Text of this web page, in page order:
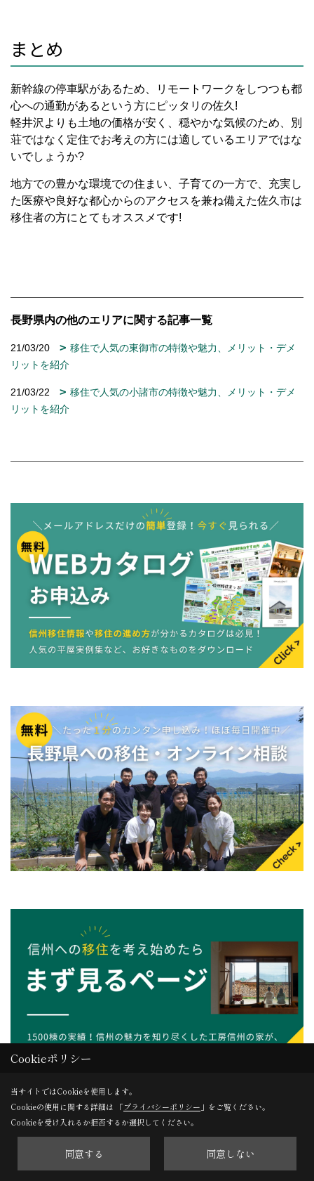
まとめ
新幹線の停車駅があるため、リモートワークをしつつも都
心への通勤があるという方にピッタリの佐久!
軽井沢よりも土地の価格が安く、穏やかな気候のため、別
荘ではなく定住でお考えの方には適しているエリアではな
いでしょうか?
地方での豊かな環境での住まい、子育ての一方で、充実し
た医療や良好な都心からのアクセスを兼ね備えた佐久市は
移住者の方にとてもオススメです!
長野県内の他のエリアに関する記事一覧
21/03/20
移住で人気の東御市の特徴や魅力、メリット・デメ
リットを紹介
21/03/22
移住で人気の小諸市の特徴や魅力、メリット・デメ
リットを紹介
私たちは設計士や施工管理士といった建築のプロでありな
がら、全社員が「信州コンシェルジュ」として豊かな信州
ライフをサポートしていきます。
Cookieポリシー
当サイトではCookieを使用します。
Cookieの使用に関する詳細は 「プライバシーポリシー 」をご覧ください。
Cookieを受け入れるか拒否するか選択してください。
同意する 同意しない